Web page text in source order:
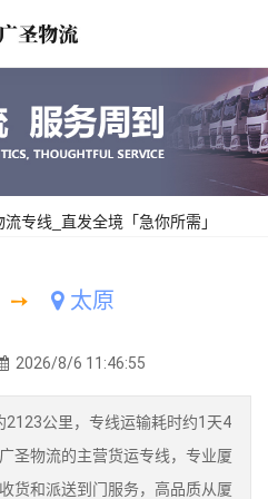
专线_直发全境「急你所需」
➙ 太原
2026/8/6 11:46:55
2123公里，专线运输耗时约1天4
圣物流的主营货运专线，专业厦
货和派送到门服务，高品质从厦